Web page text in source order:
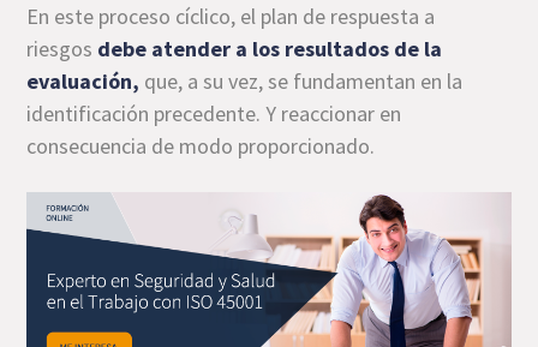
En este proceso cíclico, el plan de respuesta a
riesgos debe atender a los resultados de la
evaluación, que, a su vez, se fundamentan en la
identificación precedente. Y reaccionar en
consecuencia de modo proporcionado.